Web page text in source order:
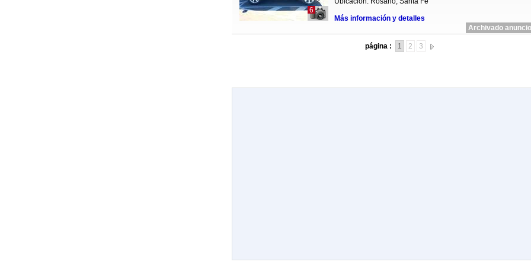
6
Más información y detalles
Archivado
página : 1 2 3